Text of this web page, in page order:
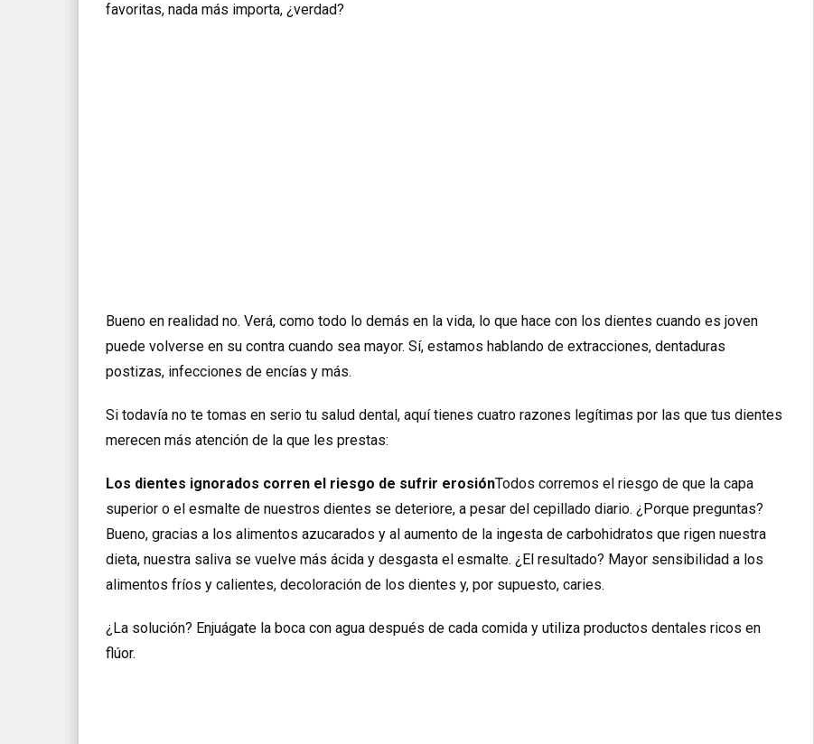
favoritas, nada más importa, ¿verdad?
Bueno en realidad no. Verá, como todo lo demás en la vida, lo que hace con los dientes cuando es joven
puede volverse en su contra cuando sea mayor. Sí, estamos hablando de extracciones, dentaduras
postizas, infecciones de encías y más.
Si todavía no te tomas en serio tu salud dental, aquí tienes cuatro razones legítimas por las que tus dientes
merecen más atención de la que les prestas:
Los dientes ignorados corren el riesgo de sufrir erosiónTodos corremos el riesgo de que la capa
superior o el esmalte de nuestros dientes se deteriore, a pesar del cepillado diario. ¿Porque preguntas?
Bueno, gracias a los alimentos azucarados y al aumento de la ingesta de carbohidratos que rigen nuestra
dieta, nuestra saliva se vuelve más ácida y desgasta el esmalte. ¿El resultado? Mayor sensibilidad a los
alimentos fríos y calientes, decoloración de los dientes y, por supuesto, caries.
¿La solución? Enjuágate la boca con agua después de cada comida y utiliza productos dentales ricos en
flúor.